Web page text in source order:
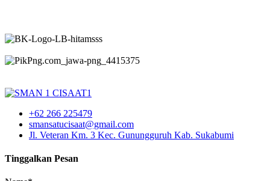
+62 266 225479
smansatucisaat@gmail.com
Jl. Veteran Km. 3 Kec. Gunungguruh Kab. Sukabumi
Tinggalkan Pesan